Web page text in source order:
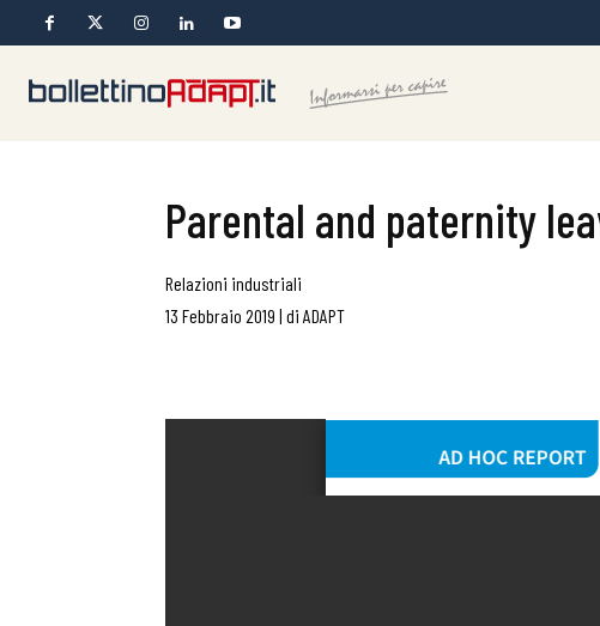
Parental and paternity
Relazioni industriali
13 Febbraio 2019 | di ADAPT